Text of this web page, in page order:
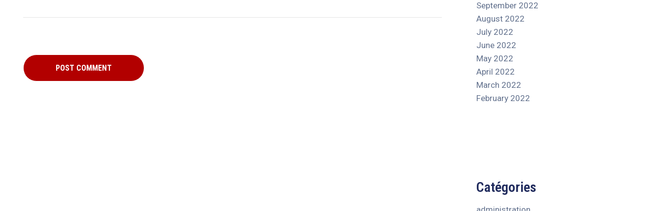
September 2022
August 2022
July 2022
June 2022
May 2022
April 2022
March 2022
February 2022
Catégories